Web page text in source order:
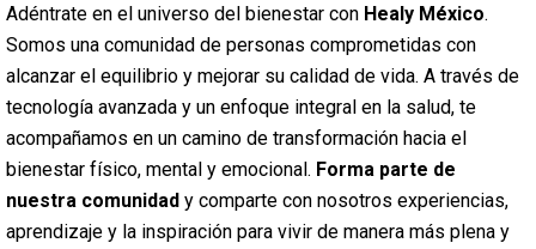
Adéntrate en el universo del bienestar con Healy México.
Somos una comunidad de personas comprometidas con
alcanzar el equilibrio y mejorar su calidad de vida. A través de
tecnología avanzada y un enfoque integral en la salud, te
acompañamos en un camino de transformación hacia el
bienestar físico, mental y emocional. Forma parte de
nuestra comunidad y comparte con nosotros experiencias,
aprendizaje y la inspiración para vivir de manera más plena y